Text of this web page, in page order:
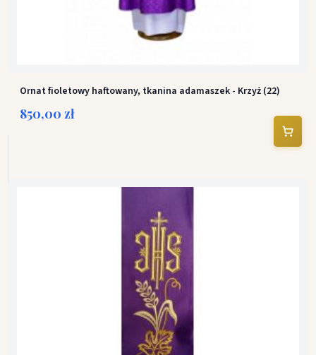
Ornat fioletowy haftowany, tkanina adamaszek - Krzyż (22)
850,00 zł